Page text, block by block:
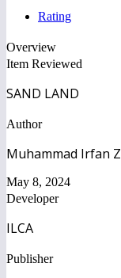
Rating
Overview
Item Reviewed
SAND LAND
Author
Muhammad Irfan
May 8, 2024
Developer
ILCA
Publisher